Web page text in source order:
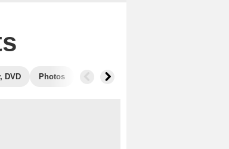
DVD Photos Secrets de tournage